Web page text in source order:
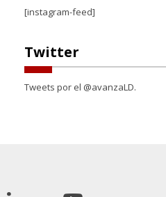
[instagram-feed]
Twitter
Tweets por el @avanzaLD.